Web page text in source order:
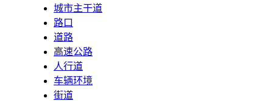
城市主干道
路口
道路
高速公路
人行道
车辆环境
街道